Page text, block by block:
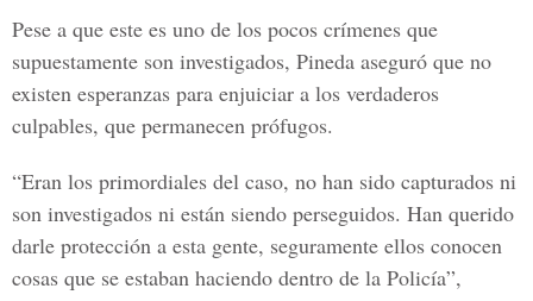
Pese a que este es uno de los pocos crímenes que
supuestamente son investigados, Pineda aseguró que no
existen esperanzas para enjuiciar a los verdaderos
culpables, que permanecen prófugos.
“Eran los primordiales del caso, no han sido capturados ni
son investigados ni están siendo perseguidos. Han querido
darle protección a esta gente, seguramente ellos conocen
cosas que se estaban haciendo dentro de la Policía”,